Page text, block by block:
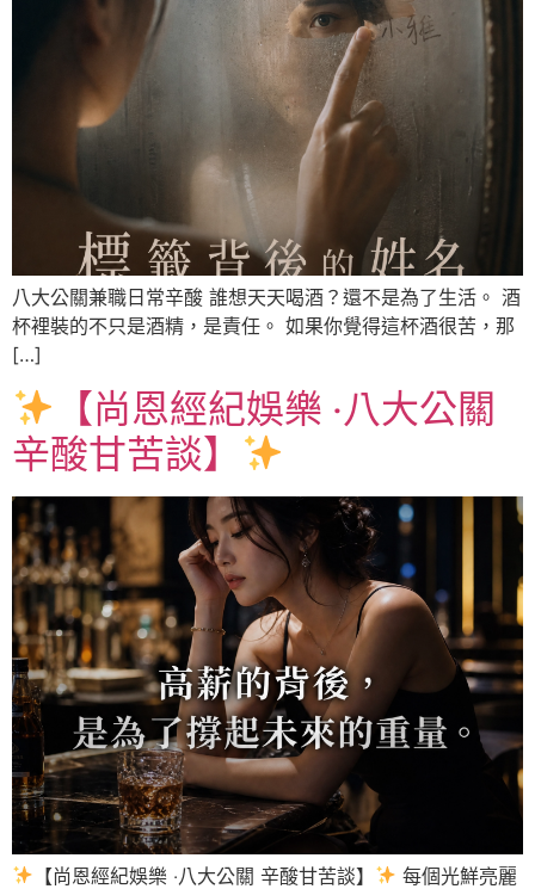
八大公關兼職日常辛酸 誰想天天喝酒？還不是為了生活。 酒
杯裡裝的不只是酒精，是責任。 如果你覺得這杯酒很苦，那
[…]
【尚恩經紀娛樂 ‧八大公關
辛酸甘苦談】
【尚恩經紀娛樂 ‧八大公關 辛酸甘苦談】
每個光鮮亮麗